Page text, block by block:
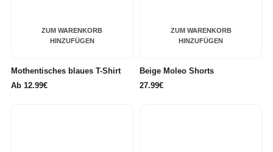
ZUM WARENKORB
HINZUFÜGEN
Mothentisches blaues T-Shirt
Ab 12.99€
ZUM WARENKORB
HINZUFÜGEN
Beige Moleo Shorts
27.99€